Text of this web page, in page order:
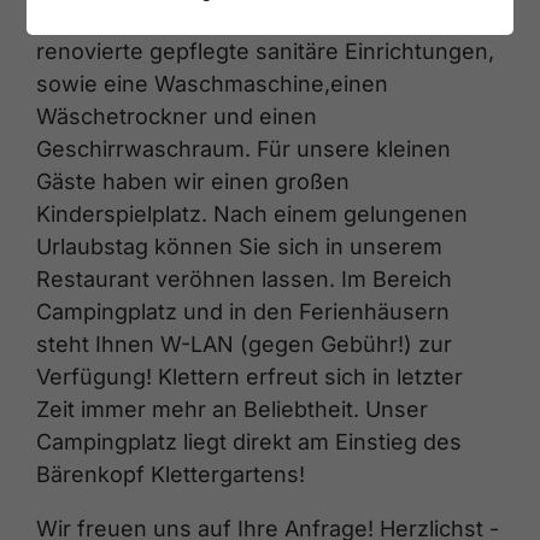
renovierte gepflegte sanitäre Einrichtungen,
sowie eine Waschmaschine,einen
Wäschetrockner und einen
Geschirrwaschraum. Für unsere kleinen
Gäste haben wir einen großen
Kinderspielplatz. Nach einem gelungenen
Urlaubstag können Sie sich in unserem
Restaurant veröhnen lassen. Im Bereich
Campingplatz und in den Ferienhäusern
steht Ihnen W-LAN (gegen Gebühr!) zur
Verfügung! Klettern erfreut sich in letzter
Zeit immer mehr an Beliebtheit. Unser
Campingplatz liegt direkt am Einstieg des
Bärenkopf Klettergartens!
Wir freuen uns auf Ihre Anfrage! Herzlichst -